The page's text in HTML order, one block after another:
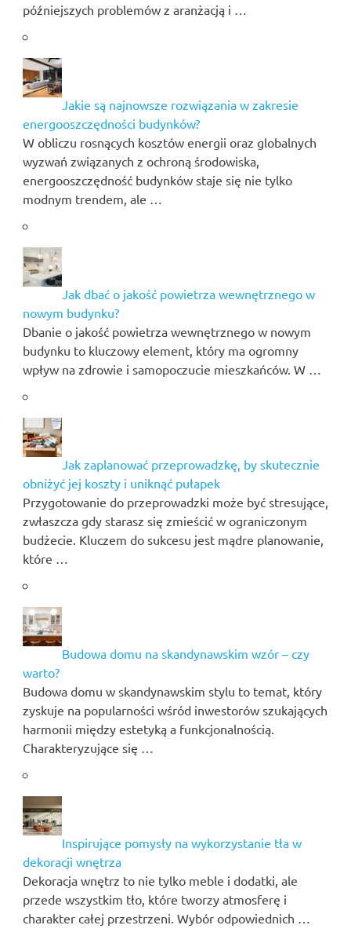
późniejszych problemów z aranżacją i …
Jakie są najnowsze rozwiązania w zakresie
energooszczędności budynków?
W obliczu rosnących kosztów energii oraz globalnych
wyzwań związanych z ochroną środowiska,
energooszczędność budynków staje się nie tylko
modnym trendem, ale …
Jak dbać o jakość powietrza wewnętrznego w
nowym budynku?
Dbanie o jakość powietrza wewnętrznego w nowym
budynku to kluczowy element, który ma ogromny
wpływ na zdrowie i samopoczucie mieszkańców. W …
Jak zaplanować przeprowadzkę, by skutecznie
obniżyć jej koszty i uniknąć pułapek
Przygotowanie do przeprowadzki może być stresujące,
zwłaszcza gdy starasz się zmieścić w ograniczonym
budżecie. Kluczem do sukcesu jest mądre planowanie,
które …
Budowa domu na skandynawskim wzór – czy
warto?
Budowa domu w skandynawskim stylu to temat, który
zyskuje na popularności wśród inwestorów szukających
harmonii między estetyką a funkcjonalnością.
Charakteryzujące się …
Inspirujące pomysły na wykorzystanie tła w
dekoracji wnętrza
Dekoracja wnętrz to nie tylko meble i dodatki, ale
przede wszystkim tło, które tworzy atmosferę i
charakter całej przestrzeni. Wybór odpowiednich …